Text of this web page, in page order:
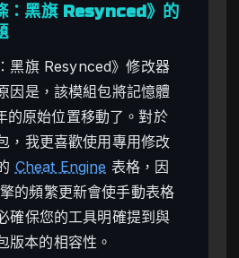
：黑旗 Resynced》的
黑旗 Resynced》修改器
因是，該模組包將記憶體
的原始位置移動了。對於
，我更喜歡使用專用修改
Cheat Engine 表格，因
的頻繁更新會使手動表格
確保您的工具明確提到與
版本的相容性。